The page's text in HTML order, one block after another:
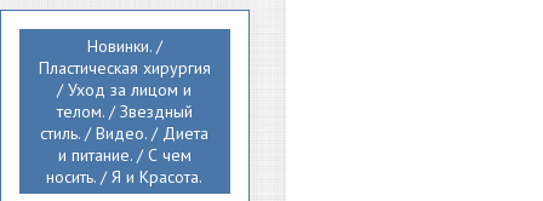
Новинки. /
Пластическая хирургия
/ Уход за лицом и
телом. / Звездный
стиль. / Видео. / Диета
и питание. / С чем
носить. / Я и Красота.